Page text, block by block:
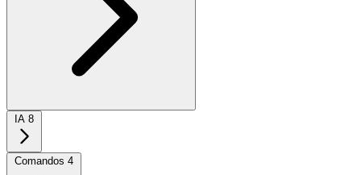
IA 8
Comandos 4